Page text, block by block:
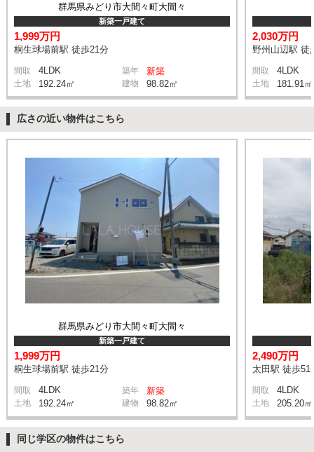
群馬県みどり市大間々町大間々
新築一戸建て
1,999万円
桐生球場前駅 徒歩21分
間取 4LDK 築年 新築
土地 192.24㎡ 建物 98.82㎡
2,030万円
野州山辺駅 徒
間取 4LDK
土地 181.91㎡
広さの近い物件はこちら
群馬県みどり市大間々町大間々
新築一戸建て
1,999万円
桐生球場前駅 徒歩21分
間取 4LDK 築年 新築
土地 192.24㎡ 建物 98.82㎡
2,490万円
太田駅 徒歩51
間取 4LDK
土地 205.20㎡
同じ学区の物件はこちら